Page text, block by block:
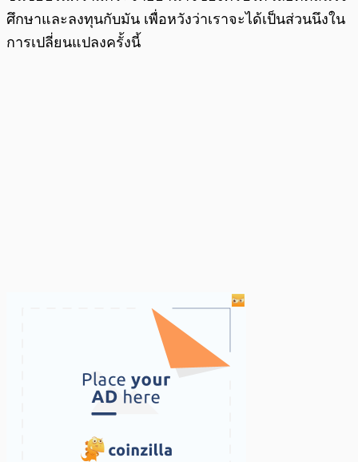
ศึกษาและลงทุนกับมัน เพื่อหวังว่าเราจะได้เป็นส่วนนึงใน
การเปลี่ยนแปลงครั้งนี้